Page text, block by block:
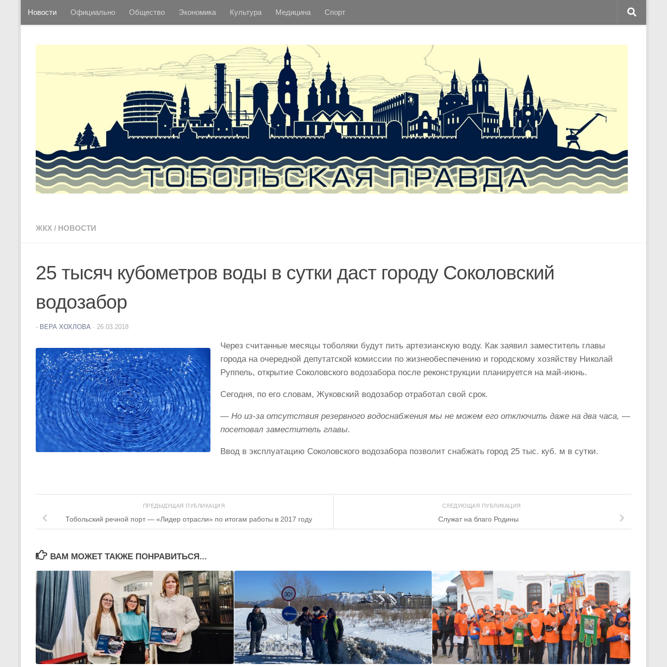
Перейти к содержимому
Новости Официально Общество Экономика Культура Медицина Спорт
ЖКХ / НОВОСТИ
25 тысяч кубометров воды в сутки даст городу Соколовский
водозабор
- ВЕРА ХОХЛОВА · 26.03.2018
Через считанные месяцы тоболяки будут пить артезианскую воду. Как заявил заместитель главы
города на очередной депутатской комиссии по жизнеобеспечению и городскому хозяйству Николай
Руппель, открытие Соколовского водозабора после реконструкции планируется на май-июнь.
Сегодня, по его словам, Жуковский водозабор отработал свой срок.
— Но из-за отсутствия резервного водоснабжения мы не можем его отключить даже на два часа, —
посетовал заместитель главы.
Ввод в эксплуатацию Соколовского водозабора позволит снабжать город 25 тыс. куб. м в сутки.
СЛЕДУЮЩАЯ ПУБЛИКАЦИЯ
Служат на благо Родины
ПРЕДЫДУЩАЯ ПУБЛИКАЦИЯ
Тобольский речной порт — «Лидер отрасли» по итогам работы в 2017 году
ВАМ МОЖЕТ ТАКЖЕ ПОНРАВИТЬСЯ...